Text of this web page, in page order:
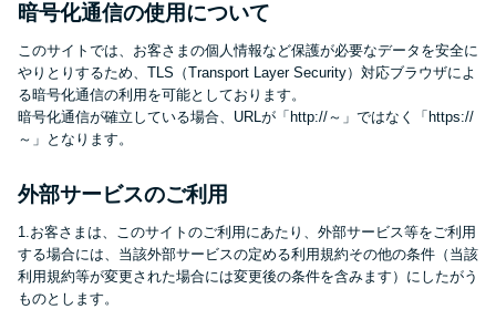
090金融（闇金）からお金を借り
てはいけない理由と借りた場合
の対処法
申し込みブラックとは?判断の目
安や審査に通らない理由
ブラックでもお金を借りるに
暗号化通信の使用について
このサイトでは、お客さまの個人情報など保護が必要なデータを安全に
やりとりするため、TLS（Transport Layer Security）対応ブラウザによ
る暗号化通信の利用を可能としております。
暗号化通信が確立している場合、URLが「http://～」ではなく「https://
～」となります。
外部サービスのご利用
1.お客さまは、このサイトのご利用にあたり、外部サービス等をご利用
する場合には、当該外部サービスの定める利用規約その他の条件（当該
利用規約等が変更された場合には変更後の条件を含みます）にしたがう
ものとします。